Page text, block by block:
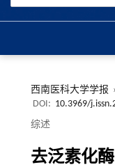
西南医科大学学报
DOI: 10.3969/
综述
去泛素化